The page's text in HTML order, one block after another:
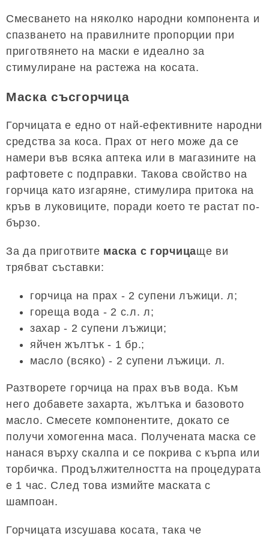
Смесването на няколко народни компонента и
спазването на правилните пропорции при
приготвянето на маски е идеално за
стимулиране на растежа на косата.
Маска съсгорчица
Горчицата е едно от най-ефективните народни
средства за коса. Прах от него може да се
намери във всяка аптека или в магазините на
рафтовете с подправки. Такова свойство на
горчица като изгаряне, стимулира притока на
кръв в луковиците, поради което те растат по-
бързо.
За да приготвите маска с горчицаще ви
трябват съставки:
горчица на прах - 2 супени лъжици. л;
гореща вода - 2 с.л. л;
захар - 2 супени лъжици;
яйчен жълтък - 1 бр.;
масло (всяко) - 2 супени лъжици. л.
Разтворете горчица на прах във вода. Към
него добавете захарта, жълтъка и базовото
масло. Смесете компонентите, докато се
получи хомогенна маса. Получената маска се
нанася върху скалпа и се покрива с кърпа или
торбичка. Продължителността на процедурата
е 1 час. След това измийте маската с
шампоан.
Горчицата изсушава косата, така че